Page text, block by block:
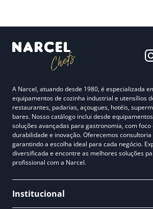
A Narcel, atuando desde 1980, é especializada
equipamentos de cozinha industrial e utensílios
restaurantes, padarias, açougues, hotéis,
bares. Nosso catálogo inclui desde
soluções avançadas para gastronomia, com foco
durabilidade e inovação. Oferecemos
garantindo a escolha ideal para cada negócio.
diversificada e encontre as melhores soluções
profissional com a Narcel.
Institucional